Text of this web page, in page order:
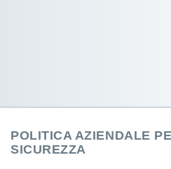
POLITICA AZIENDALE
SICUREZZA